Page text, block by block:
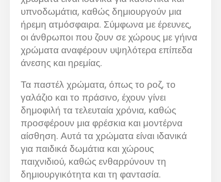
υπνοδωμάτια, καθώς δημιουργούν μια
ήρεμη ατμόσφαιρα. Σύμφωνα με έρευνες,
οι άνθρωποι που ζουν σε χώρους με γήινα
χρώματα αναφέρουν υψηλότερα επίπεδα
άνεσης και ηρεμίας.
Τα παστέλ χρώματα, όπως το ροζ, το
γαλάζιο και το πράσινο, έχουν γίνει
δημοφιλή τα τελευταία χρόνια, καθώς
προσφέρουν μια φρέσκια και μοντέρνα
αίσθηση. Αυτά τα χρώματα είναι ιδανικά
για παιδικά δωμάτια και χώρους
παιχνιδιού, καθώς ενθαρρύνουν τη
δημιουργικότητα και τη φαντασία.